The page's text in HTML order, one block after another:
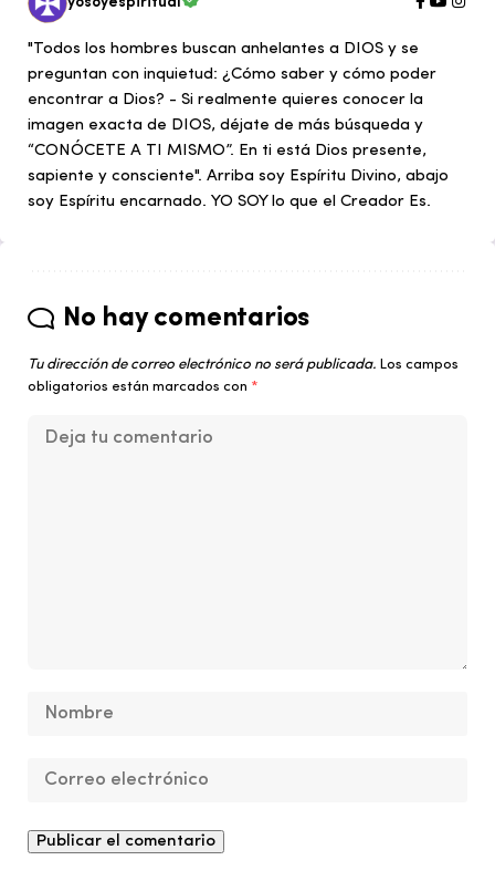
"Todos los hombres buscan anhelantes a DIOS y se
preguntan con inquietud: ¿Cómo saber y cómo poder
encontrar a Dios? - Si realmente quieres conocer la
imagen exacta de DIOS, déjate de más búsqueda y
“CONÓCETE A TI MISMO”. En ti está Dios presente,
sapiente y consciente". Arriba soy Espíritu Divino, abajo
soy Espíritu encarnado. YO SOY lo que el Creador Es.
No hay comentarios
Tu dirección de correo electrónico no será publicada. Los campos
obligatorios están marcados con *